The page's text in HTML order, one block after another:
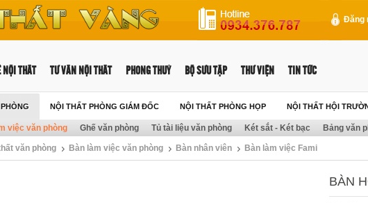
Đăng
NỘI THẤT TƯ VẤN NỘI THẤT PHONG THUỶ BỘ SƯU TẬP THƯ VIỆN TIN TỨC
NỘI THẤT PHÒNG GIÁM ĐỐC NỘI THẤT PHÒNG HỌP NỘI THẤT HỘI
việc văn phòng Ghế văn phòng Tủ tài liệu văn phòng Két sắt - Két bạc Bảng văn
văn phòng Bàn làm việc văn phòng Bàn nhân viên Bàn làm việc Fami
BÀN